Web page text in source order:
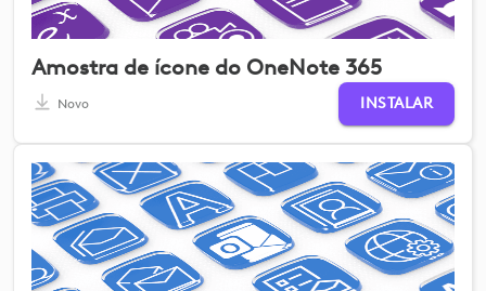
Amostra de ícone do OneNote 365
Novo INSTALAR